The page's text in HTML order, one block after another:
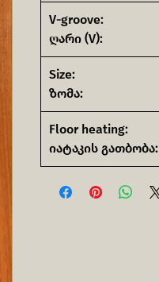
V-groove:
ღარი (V):
Size:
ზომა:
Floor heating:
იატაკის გათბობა: